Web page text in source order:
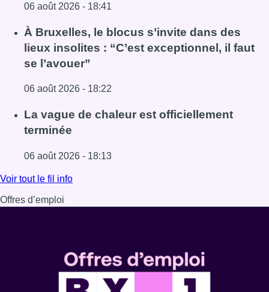
06 août 2026 - 18:41
Lire l'article Une explosion provoque un incendie dans
À Bruxelles, le blocus s’invite dans des
lieux insolites : “C’est exceptionnel, il faut
se l’avouer”
06 août 2026 - 18:22
Lire l'article À Bruxelles, le blocus s’invite dans des lieux
La vague de chaleur est officiellement
terminée
06 août 2026 - 18:13
Lire l'article La vague de chaleur est officiellement
Voir tout le fil info
Offres d’emploi